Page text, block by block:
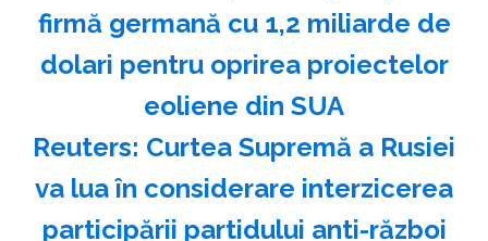
firmă germană cu 1,2 miliarde de
dolari pentru oprirea proiectelor
eoliene din SUA
Reuters: Curtea Supremă a Rusiei
va lua în considerare interzicerea
participării partidului anti-război